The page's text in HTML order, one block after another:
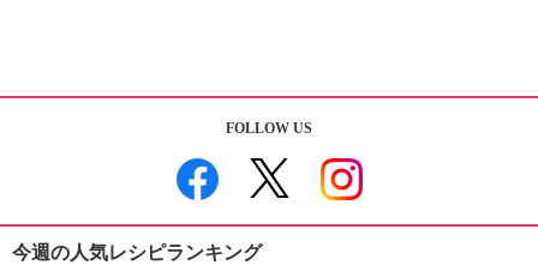
FOLLOW US
今週の人気レシピランキング